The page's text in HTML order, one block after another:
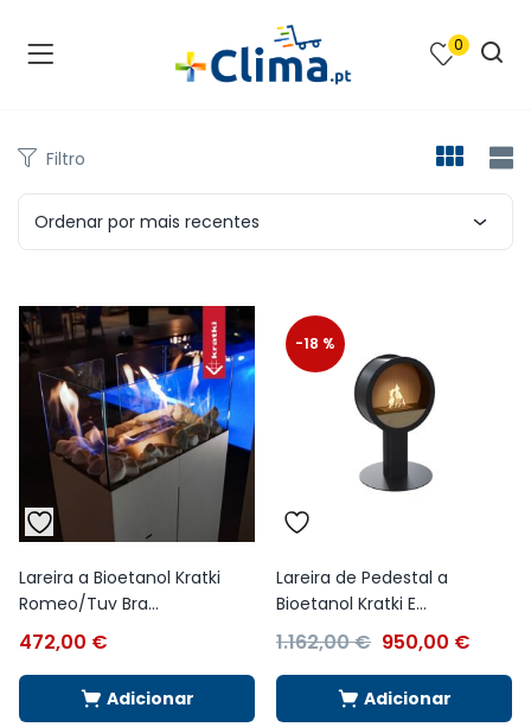
e Barbecues )
renováveis )
0
Filtro
Ordenar por mais recentes
Lareira a Bioetanol Kratki
Romeo/Tuv Bra...
472,00 €
Adicionar
-18 %
Lareira de Pedestal a
Bioetanol Kratki E...
1.162,00€ 950,00 €
Adicionar